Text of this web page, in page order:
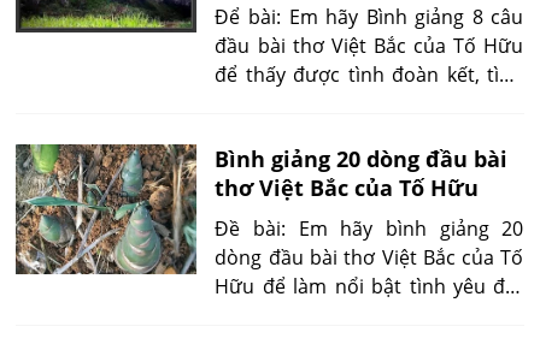
Để bài: Em hãy Bình giảng 8 câu
đầu bài thơ Việt Bắc của Tố Hữu
để thấy được tình đoàn kết, tình
chống Pháp.
Bình giảng 20 dòng đầu bài
thơ Việt Bắc của Tố Hữu
Đề bài: Em hãy bình giảng 20
dòng đầu bài thơ Việt Bắc của Tố
Hữu để làm nổi bật tình yêu đất